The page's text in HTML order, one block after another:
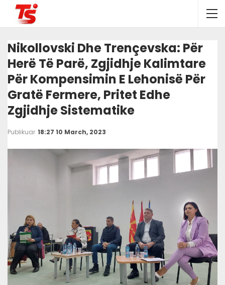
Nikollovski Dhe Trençevska: Për
Herë Të Parë, Zgjidhje Kalimtare
Për Kompensimin E Lehonisë Për
Gratë Fermere, Pritet Edhe
Zgjidhje Sistematike
Publikuar 18:27 10 March, 2023